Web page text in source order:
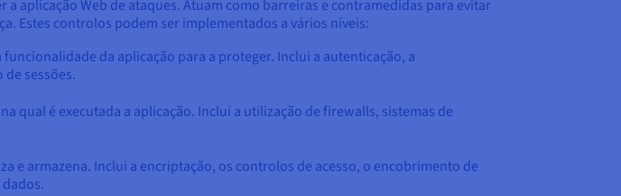
aplicação Web de ataques. Atuam como barreiras e contramedidas para evitar
Estes controlos podem ser implementados a vários níveis:
da aplicação para a proteger. Inclui a autenticação, a
sessões.
qual é executada a aplicação. Inclui a utilização de firewalls, sistemas de
e armazena. Inclui a encriptação, os controlos de acesso, o encobrimento de